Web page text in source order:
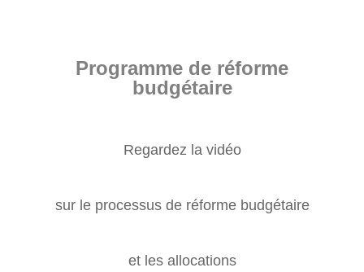
Programme de réforme
budgétaire
Regardez la vidéo
sur le processus de réforme budgétaire
et les allocations